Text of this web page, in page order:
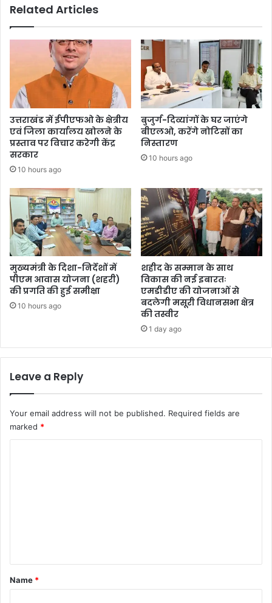
Related Articles
उत्तराखंड में ईपीएफओ के क्षेत्रीय
एवं जिला कार्यालय खोलने के
प्रस्ताव पर विचार करेगी केंद्र
सरकार
10 hours ago
बुजुर्ग-दिव्यांगों के घर जाएंगे
बीएलओ, करेंगे नोटिसों का
निस्तारण
10 hours ago
मुख्यमंत्री के दिशा-निर्देशों में
पीएम आवास योजना (शहरी)
की प्रगति की हुई समीक्षा
10 hours ago
शहीद के सम्मान के साथ
विकास की नई इबारतः
एमडीडीए की योजनाओं से
बदलेगी मसूरी विधानसभा क्षेत्र
की तस्वीर
1 day ago
Leave a Reply
Your email address will not be published. Required fields are
marked *
*
Name *